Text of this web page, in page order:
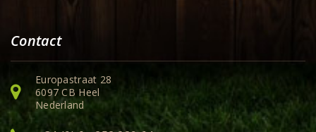
Contact
Europastraat 28
6097 CB Heel
Nederland